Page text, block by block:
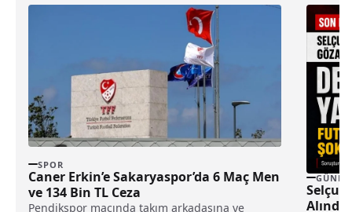
SPOR
Caner Erkin’e Sakaryaspor’da 6 Maç Men
ve 134 Bin TL Ceza
Pendikspor maçında takım arkadaşına ve
Alındı!